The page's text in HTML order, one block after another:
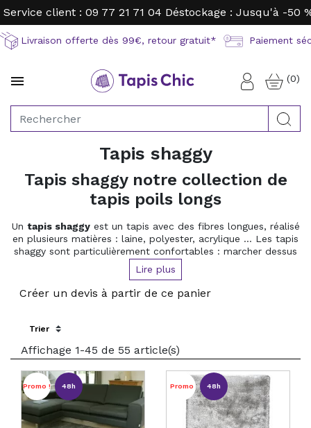
Service client : 09 77 21 71 04 Déstockage : Jusqu'à -50
Livraison offerte dès 99€, retour gratuit* Paiement
 Connexion
(0)
Tapis shaggy
Tapis shaggy notre collection de
tapis poils longs
Un tapis shaggyest un tapis avec des fibres longues, réalisé
en plusieurs matières : laine, polyester, acrylique ... Les tapis
shaggy sont particulièrement confortables : marcher dessus
pieds nus est un vrai régal. Craquez pour un tapis shaggy
moelleux sur Tapis-Chic.
Lire plus
Créer un devis à partir de ce panier
Sort by:
Affichage 1-45 de 55 article(s)
Promo ! 48h Promo 48h